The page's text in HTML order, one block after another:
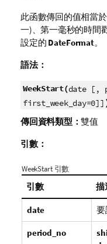
此函數傳回的值相當
一)、第一毫秒的時間
設定的 DateFormat。
語法：
WeekStart(date [,
first_week_day=0]]
傳回資料類型：雙值
引數：
WeekStart 引數
引數 描
date 要
period_no